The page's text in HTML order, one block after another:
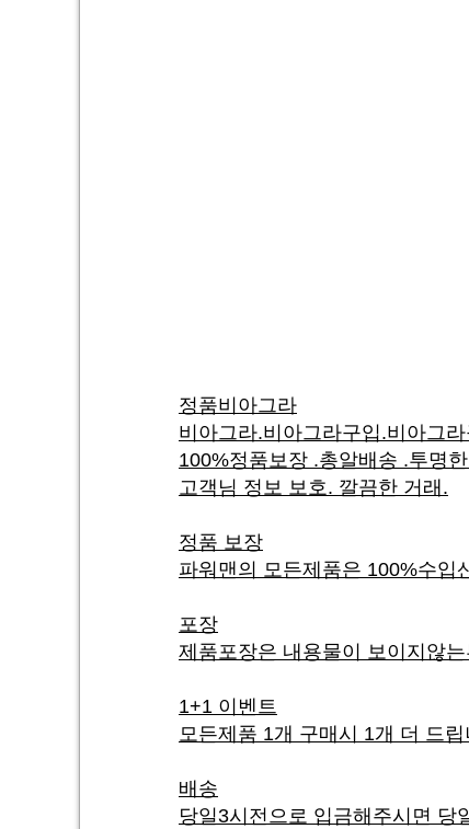
정품비아그라
비아그라.비아그라구입.비아그
100%정품보장 .총알배송 .투명
고객님 정보 보호. 깔끔한 거래.
정품 보장
파워맨의 모든제품은 100%수입
포장
제품포장은 내용물이 보이지않
1+1 이벤트
모든제품 1개 구매시 1개 더 드
배송
당일3시전으로 입금해주시면 당